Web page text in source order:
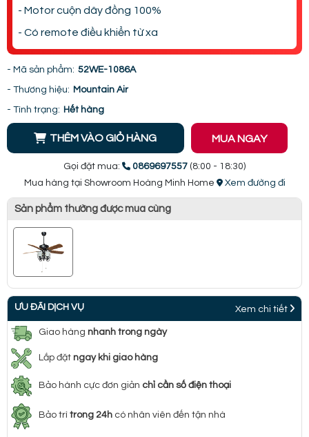
- Motor cuộn dây đồng 100%
- Có remote điều khiển từ xa
- Mã sản phẩm: 52WE-1086A
- Thương hiệu: Mountain Air
- Tình trạng: Hết hàng
THÊM VÀO GIỎ HÀNG MUA NGAY
Gọi đặt mua: 0869697557 (8:00 - 18:30)
Mua hàng tại Showroom Hoàng Minh Home
Xem đường đi
Sản phẩm thường được mua cùng
ƯU ĐÃI DỊCH VỤ Xem chi tiết
Giao hàng nhanh trong ngày
Lắp đặt ngay khi giao hàng
Bảo hành cực đơn giản chỉ cần số điện thoại
Bảo trì trong 24h có nhân viên đến tận nhà